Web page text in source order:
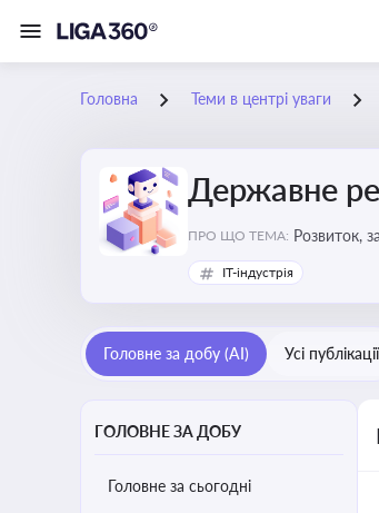
Головна Теми в центрі уваги
Державне
ПРО ЩО ТЕМА: Розвиток,
IT-індустрія
Головне за добу (AI) Усі публікації
ГОЛОВНЕ ЗА ДОБУ
Головне за сьогодні